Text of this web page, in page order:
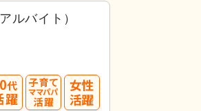
ルバイト）